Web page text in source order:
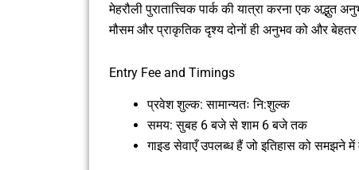
मेहरौली पुरातात्त्विक पार्क की यात्रा करना एक
मौसम और प्राकृतिक दृश्य दोनों ही अनुभव को और
Entry Fee and Timings
प्रवेश शुल्क: सामान्यतः नि:शुल्क
समय: सुबह 6 बजे से शाम 6 बजे तक
गाइड सेवाएँ उपलब्ध हैं जो इतिहास को समझने में